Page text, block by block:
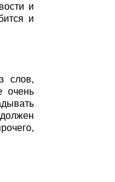
и
и
слов,
очень